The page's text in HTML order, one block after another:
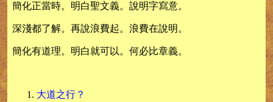
簡化正當時。明白聖文義。說明字寫意。
深淺都了解。再說浪費起。浪費在說明。
簡化有道理。明白就可以。何必比章義。
大道之行？